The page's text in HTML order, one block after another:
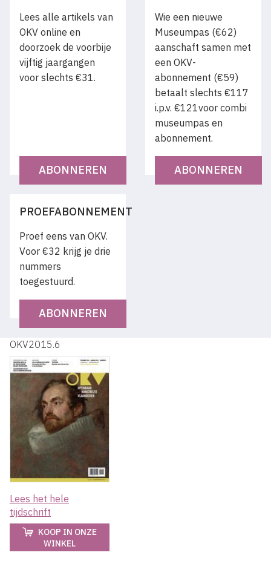
Lees alle artikels van
OKV online en
doorzoek de voorbije
vijftig jaargangen
voor slechts €31.
ABONNEREN
Wie een nieuwe
Museumpas (€62)
aanschaft samen met
een OKV-
abonnement (€59)
betaalt slechts €117
i.p.v. €121voor combi
museumpas en
abonnement.
ABONNEREN
PROEFABONNEMENT
Proef eens van OKV.
Voor €32 krijg je drie
nummers
toegestuurd.
ABONNEREN
OKV2015.6
Lees het hele
tijdschrift
KOOP IN ONZE
WINKEL